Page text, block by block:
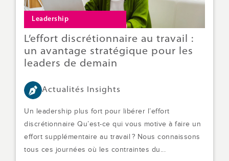
Leadership
L’effort discrétionnaire au travail :
un avantage stratégique pour les
leaders de demain
Actualités Insights
Un leadership plus fort pour libérer l’effort
discrétionnaire Qu’est-ce qui vous motive à faire un
effort supplémentaire au travail ? Nous connaissons
tous ces journées où les contraintes du...